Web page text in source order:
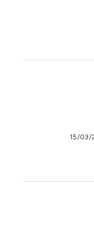
15/03/